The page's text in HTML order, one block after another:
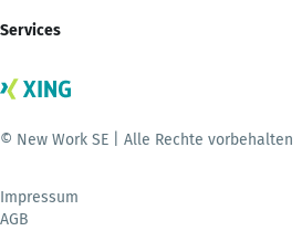
Services
© New Work SE | Alle Rechte vorbehalten
Impressum
AGB